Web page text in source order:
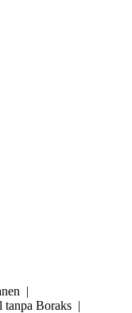
|
tanpa Boraks |